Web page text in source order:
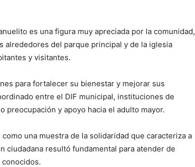
es una figura muy apreciada por la comunidad,
alrededores del parque principal y de la iglesia
y visitantes.
para fortalecer su bienestar y mejorar sus
entre el DIF municipal, instituciones de
preocupación y apoyo hacia el adulto mayor.
una muestra de la solidaridad que caracteriza a
ciudadana resultó fundamental para atender de